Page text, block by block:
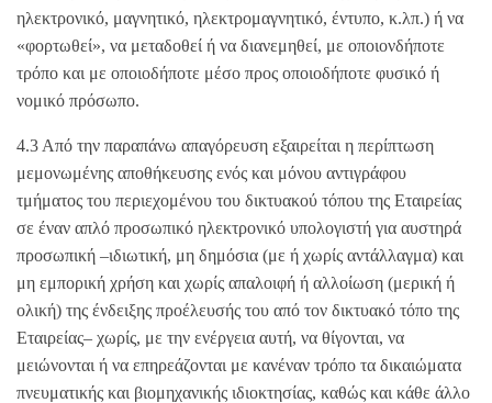
ηλεκτρονικό, μαγνητικό, ηλεκτρομαγνητικό, έντυπο, κ.λπ.) ή να
«φορτωθεί», να μεταδοθεί ή να διανεμηθεί, με οποιονδήποτε
τρόπο και με οποιοδήποτε μέσο προς οποιοδήποτε φυσικό ή
νομικό πρόσωπο.
4.3 Από την παραπάνω απαγόρευση εξαιρείται η περίπτωση
μεμονωμένης αποθήκευσης ενός και μόνου αντιγράφου
τμήματος του περιεχομένου του δικτυακού τόπου της Εταιρείας
σε έναν απλό προσωπικό ηλεκτρονικό υπολογιστή για αυστηρά
προσωπική –ιδιωτική, μη δημόσια (με ή χωρίς αντάλλαγμα) και
μη εμπορική χρήση και χωρίς απαλοιφή ή αλλοίωση (μερική ή
ολική) της ένδειξης προέλευσής του από τον δικτυακό τόπο της
Εταιρείας– χωρίς, με την ενέργεια αυτή, να θίγονται, να
μειώνονται ή να επηρεάζονται με κανέναν τρόπο τα δικαιώματα
πνευματικής και βιομηχανικής ιδιοκτησίας, καθώς και κάθε άλλο